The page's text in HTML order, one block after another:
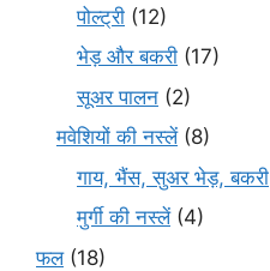
पोल्ट्री (12)
भेड़ और बकरी (17)
सूअर पालन (2)
मवेशियों की नस्लें(8)
गाय, भैंस, सुअर भेड़, बकरी
मुर्गी की नस्लें(4)
फल(18)